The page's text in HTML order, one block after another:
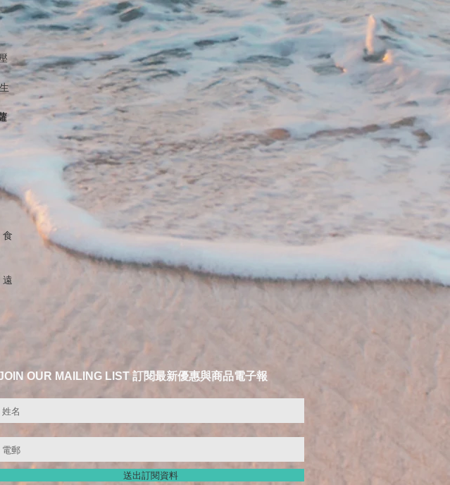
OUR MAILING LIST 訂閱最新優惠與商品電子報
送出訂閱資料